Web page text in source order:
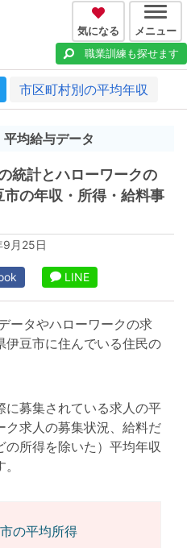
気になる メニュー
職業訓練も探せます
市区町村別の平均年収
均給与データ
統計とハローワークの
の年収・所得・給料事
月25日
LINE
タやハローワークの求
伊豆市に住んでいる住民の
に募集されている求人の平
ク求人の募集状況、給料だ
の所得を除いた）平均年収
の平均所得